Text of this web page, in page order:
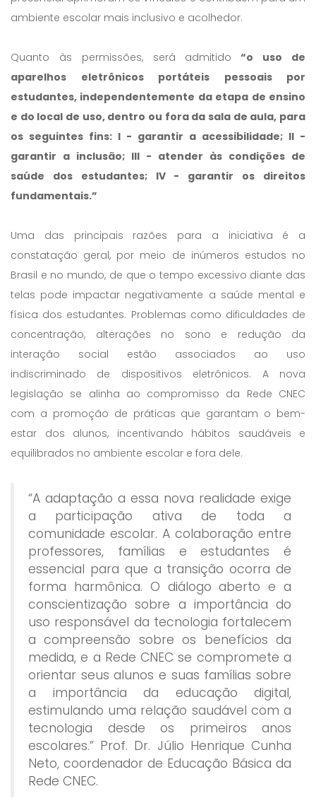
ambiente escolar mais inclusivo e acolhedor.
Quanto às permissões, será admitido “o uso de
aparelhos eletrônicos portáteis pessoais por
estudantes, independentemente da etapa de ensino
e do local de uso, dentro ou fora da sala de aula, para
os seguintes fins: I - garantir a acessibilidade; II -
garantir a inclusão; III - atender às condições de
saúde dos estudantes; IV - garantir os direitos
fundamentais.”
Uma das principais razões para a iniciativa é a
constatação geral, por meio de inúmeros estudos no
Brasil e no mundo, de que o tempo excessivo diante das
telas pode impactar negativamente a saúde mental e
física dos estudantes. Problemas como dificuldades de
concentração, alterações no sono e redução da
interação social estão associados ao uso
indiscriminado de dispositivos eletrônicos. A nova
legislação se alinha ao compromisso da Rede CNEC
com a promoção de práticas que garantam o bem-
estar dos alunos, incentivando hábitos saudáveis e
equilibrados no ambiente escolar e fora dele.
“A adaptação a essa nova realidade exige
a participação ativa de toda a
comunidade escolar. A colaboração entre
professores, famílias e estudantes é
essencial para que a transição ocorra de
forma harmônica. O diálogo aberto e a
conscientização sobre a importância do
uso responsável da tecnologia fortalecem
a compreensão sobre os benefícios da
medida, e a Rede CNEC se compromete a
orientar seus alunos e suas famílias sobre
a importância da educação digital,
estimulando uma relação saudável com a
tecnologia desde os primeiros anos
escolares.” Prof. Dr. Júlio Henrique Cunha
Neto, coordenador de Educação Básica da
Rede CNEC.